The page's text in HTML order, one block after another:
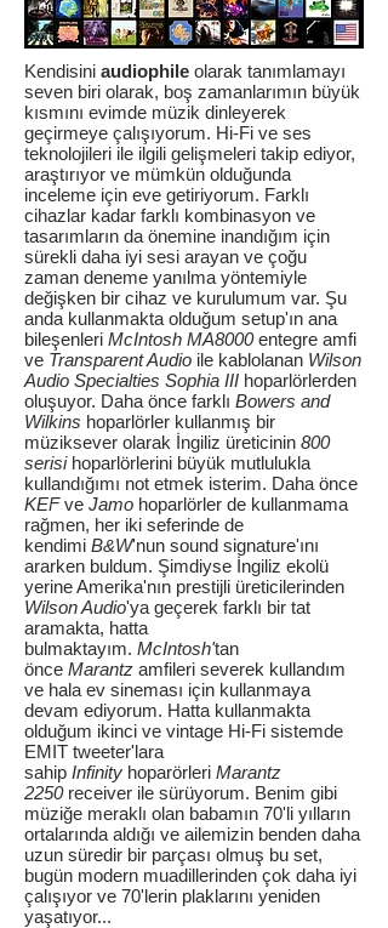
Kendisini audiophile olarak tanımlamayı
seven biri olarak, boş zamanlarımın büyük
kısmını evimde müzik dinleyerek
geçirmeye çalışıyorum. Hi-Fi ve ses
teknolojileri ile ilgili gelişmeleri takip ediyor,
araştırıyor ve mümkün olduğunda
inceleme için eve getiriyorum. Farklı
cihazlar kadar farklı kombinasyon ve
tasarımların da önemine inandığım için
sürekli daha iyi sesi arayan ve çoğu
zaman deneme yanılma yöntemiyle
değişken bir cihaz ve kurulumum var. Şu
anda kullanmakta olduğum setup'ın ana
bileşenleri McIntosh MA8000entegre amfi
ve Transparent Audio ile kablolanan Wilson
Audio Specialties Sophia III hoparlörlerden
oluşuyor. Daha önce farklı Bowers and
Wilkins hoparlörler kullanmış bir
müziksever olarak İngiliz üreticinin 800
serisi hoparlörlerini büyük mutlulukla
kullandığımı not etmek isterim. Daha önce
KEFve Jamo hoparlörler de kullanmama
rağmen, her iki seferinde de
kendimi B&W'nun sound signature'ını
ararken buldum. Şimdiyse İngiliz ekolü
yerine Amerika'nın prestijli üreticilerinden
Wilson Audio'ya geçerek farklı bir tat
aramakta, hatta
bulmaktayım. McIntosh'tan
önce Marantz amfileri severek kullandım
ve hala ev sineması için kullanmaya
devam ediyorum. Hatta kullanmakta
olduğum ikinci ve vintage Hi-Fi sistemde
EMIT tweeter'lara
sahip Infinity hoparörleri Marantz
2250receiver ile sürüyorum. Benim gibi
müziğe meraklı olan babamın 70'li yılların
ortalarında aldığı ve ailemizin benden daha
uzun süredir bir parçası olmuş bu set,
bugün modern muadillerinden çok daha iyi
çalışıyor ve 70'lerin plaklarını yeniden
yaşatıyor...